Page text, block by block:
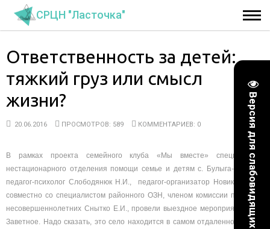
Версия для слабовидящих
СРЦН "Ласточка"
Ответственность за детей:
тяжкий груз или смысл
жизни?
20.06.2016 ПРОСМОТРОВ: 589 КОММЕНТАРИЕВ: 0
В рамках проекта семейного клуба «Мы вместе» специалисты
нестационарного отделения помощи семье и детям с. Булыга-Фадеево
педагог-психолог Слободянюк Н.И., педагог-организатор Новикова Т.М.,
совместно со специалистом районного ОЗН, членом комиссии по делам
несовершеннолетних Снытко Е.И., провели выездное мероприятие в с.
Заветное. Надо сказать, это село находится в самом отдаленном уголке